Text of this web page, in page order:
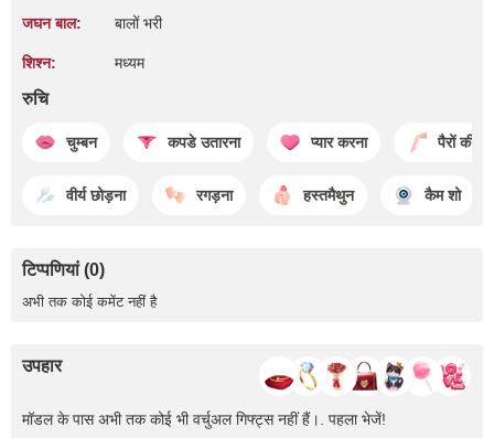
जघन बाल: बालों भरी
शिश्न: मध्यम
रुचि
चुम्बन कपडे उतारना प्यार करना पैरों की
वीर्य छोड़ना रगड़ना हस्तमैथुन कैम शो
टिप्पणियां (0)
अभी तक कोई कमेंट नहीं है
उपहार
मॉडल के पास अभी तक कोई भी वर्चुअल गिफ्ट्स नहीं हैं।. पहला भेजें!